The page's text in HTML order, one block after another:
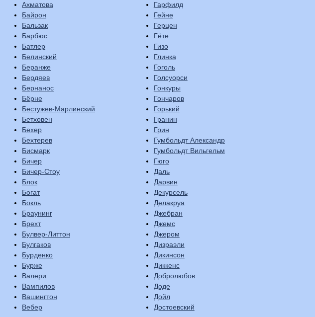
Ахматова
Байрон
Бальзак
Барбюс
Батлер
Белинский
Беранже
Бердяев
Бернанос
Бёрне
Бестужев-Марлинский
Бетховен
Бехер
Бехтерев
Бисмарк
Бичер
Бичер-Стоу
Блок
Богат
Бокль
Браунинг
Брехт
Булвер-Литтон
Булгаков
Бурденко
Бурже
Валери
Вампилов
Вашингтон
Вебер
Гарфилд
Гейне
Герцен
Гёте
Гизо
Глинка
Гоголь
Голсуорси
Гонкуры
Гончаров
Горький
Гранин
Грин
Гумбольдт Александр
Гумбольдт Вильгельм
Гюго
Даль
Дарвин
Декурсель
Делакруа
Джебран
Джемс
Джером
Дизраэли
Дикинсон
Диккенс
Добролюбов
Доде
Дойл
Достоевский